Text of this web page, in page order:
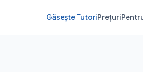
Găsește TutoriPrețuri